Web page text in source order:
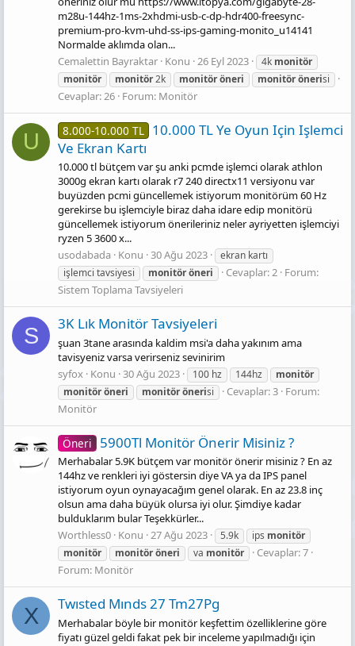
m28u-144hz-1ms-2xhdmi-usb-c-dp-hdr400-freesync-
premium-pro-kvm-uhd-ss-ips-gaming-monito_u14141
Normalde aklımda olan...
Cemalettin Bayraktar Konu 26 Eyl 2023 4k monitör
monitör
monitör2k monitöröneri monitörönerisi
Cevaplar: 26 Forum: Monitör
U 8.000-10.000 TL 10.000 TL Ye Oyun Için Işlemci
Ve Ekran Kartı
10.000 tl bütçem var şu anki pcmde işlemci olarak athlon
3000g ekran kartı olarak r7 240 directx11 versiyonu var
buyüzden pcmi güncellemek istiyorum monitörüm 60 Hz
gerekirse bu işlemciyle biraz daha idare edip monitörü
güncellemek istiyorum önerileriniz neler ayriyetten işlemciyi
ryzen 5 3600 x...
usodabada Konu 30 Ağu 2023
ekran kartı
işlemci tavsiyesi
monitöröneri Cevaplar: 2 Forum:
Sistem Toplama Tavsiyeleri
S 3K Lık Monitör Tavsiyeleri
şuan 3tane arasında kaldim msi'a daha yakınım ama
tavisyeniz varsa verirseniz sevinirim
syfox Konu 30 Ağu 2023 100 hz 144hz
monitör
monitöröneri monitörönerisi Cevaplar: 3 Forum:
Monitör
Öneri 5900Tl Monitör Önerir Misiniz ?
Merhabalar 5.9K bütçem var monitör önerir misiniz ? En az
144hz ve renkleri iyi göstersin diye VA ya da IPS panel
istiyorum oyun oynayacağım genel olarak. En az 23.8 inç
olsun ama daha büyük olursa iyi olur. Şimdiye kadar
bulduklarım bular Teşekkürler...
Worthless0 Konu 27 Ağu 2023 5.9k ips monitör
monitör
monitöröneri va monitör
Cevaplar: 7
Forum: Monitör
X Twısted Mınds 27 Tm27Pg
Merhabalar böyle bir monitör keşfettim özelliklerine göre
fiyatı güzel geldi fakat pek bir inceleme yapılmadığı için